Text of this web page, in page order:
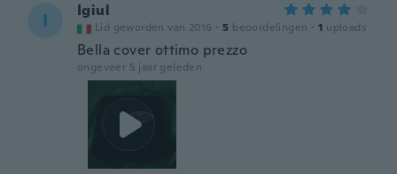
I Igiul
Lid geworden van 2016 · 5 beoordelingen · 1 uploads
Bella cover ottimo prezzo
ongeveer 5 jaar geleden